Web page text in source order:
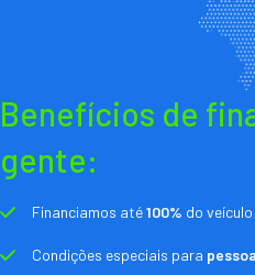
Benefícios de
gente:
Financiamos até100% do
Condições especiais para